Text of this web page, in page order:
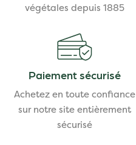
végétales depuis 1885
Paiement sécurisé
Achetez en toute confiance
sur notre site entièrement
sécurisé